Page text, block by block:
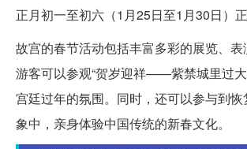
正月初一至初六（1月25日至1月30日）正
故宫的春节活动包括丰富多彩的展览、表
游客可以参观“贺岁迎祥——紫禁城里过大
宫廷过年的氛围。同时，还可以参与到
象中，亲身体验中国传统的新春文化。